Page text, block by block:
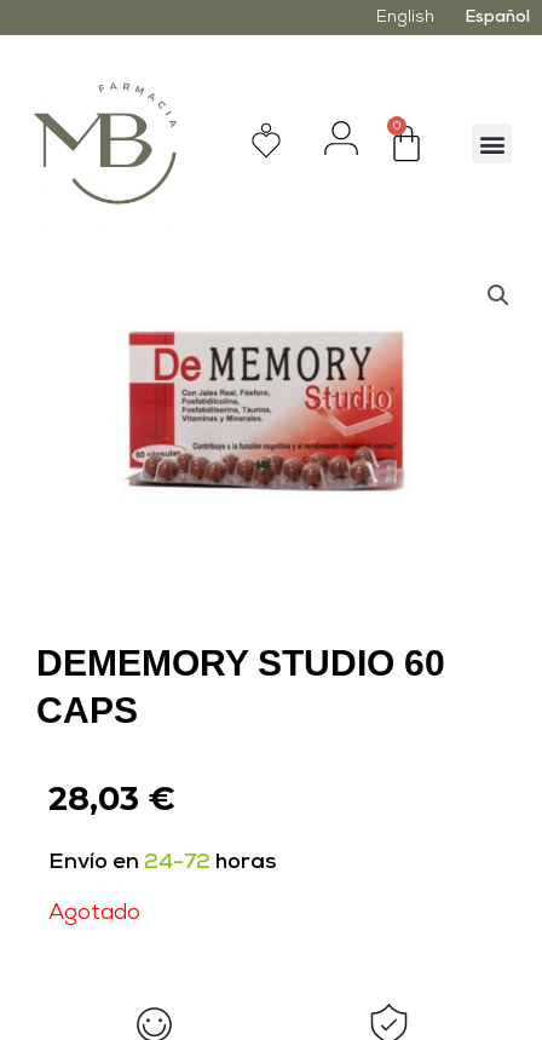
English Español
0
DEMEMORY STUDIO 60
CAPS
28,03 €
Envío en 24-72 horas
Agotado